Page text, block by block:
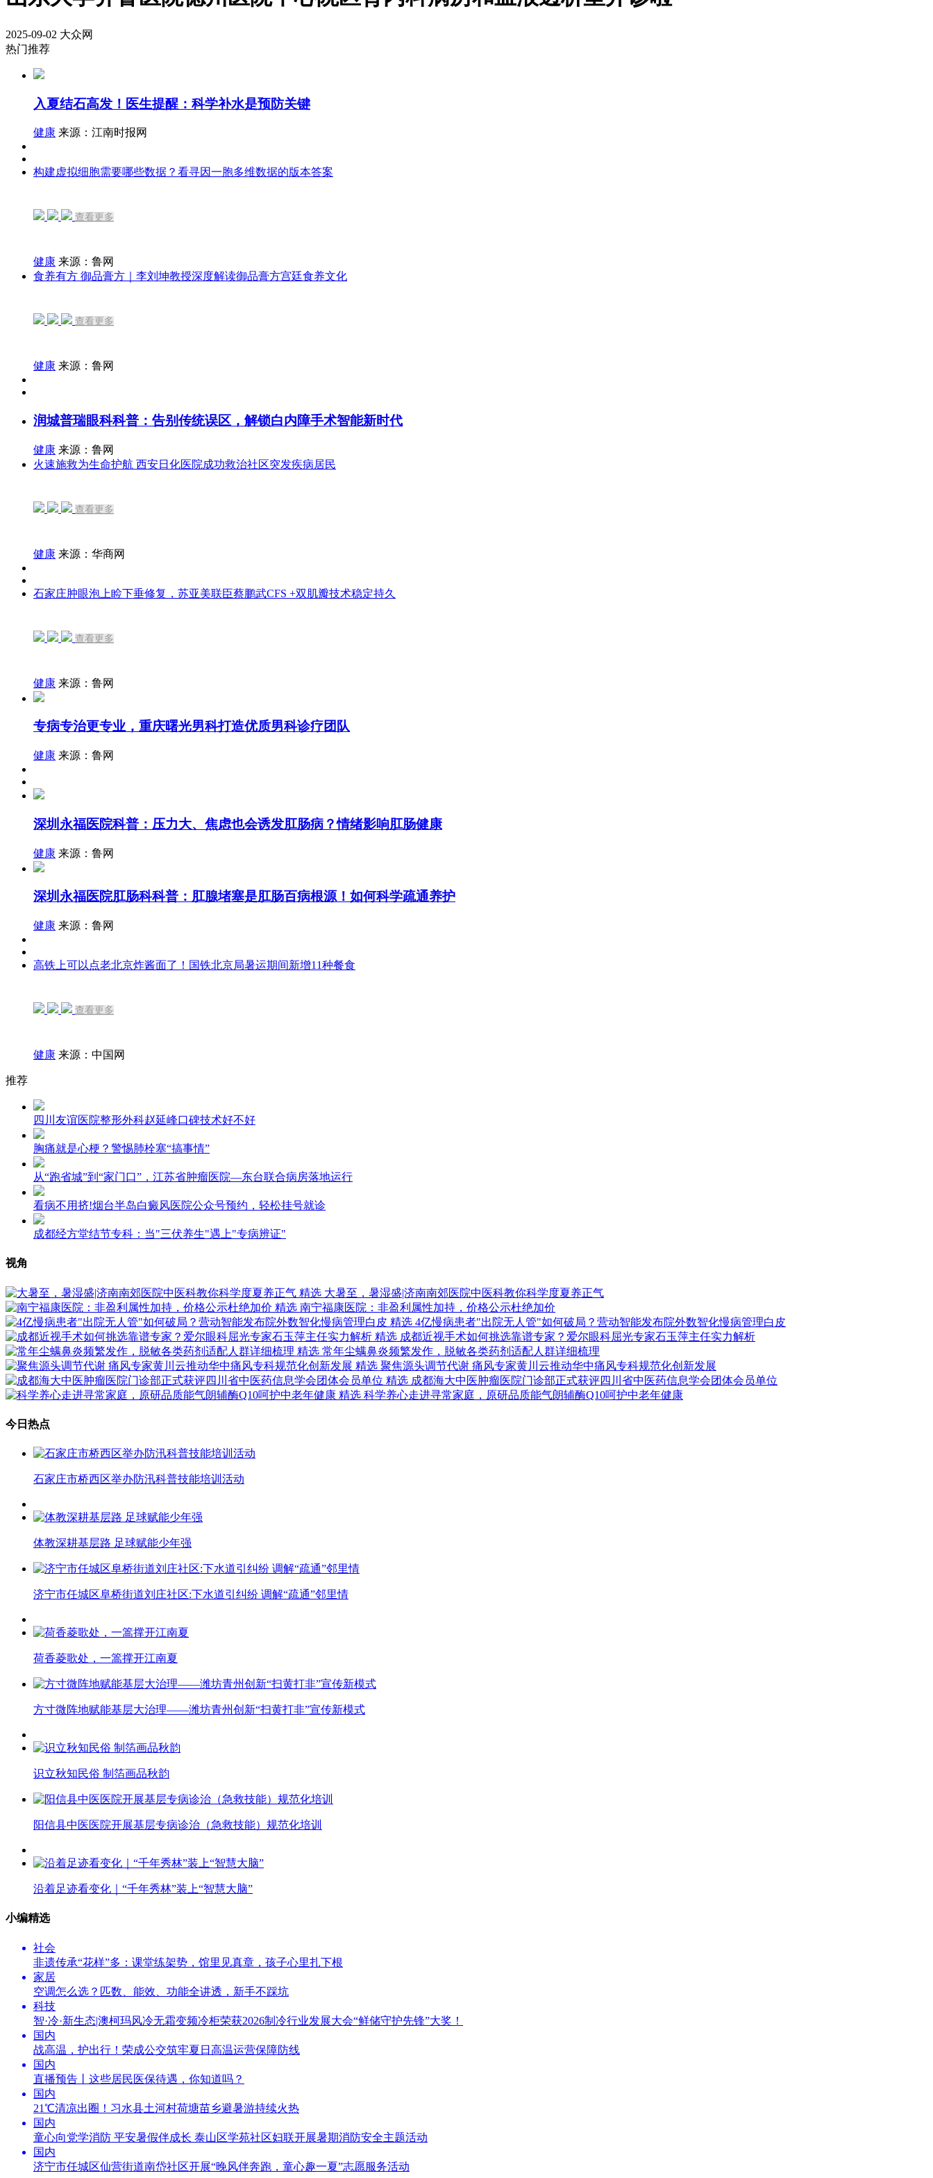
2025-09-02 大众网
热门推荐
入夏结石高发！医生提醒：科学补水是预防关键
健康 来源：江南时报网
构建虚拟细胞需要哪些数据？看寻因一胞多维数据的版本答案
查看更多
健康 来源：鲁网
食养有方 御品膏方｜李刘坤教授深度解读御品膏方宫廷食养文化
查看更多
健康 来源：鲁网
润城普瑞眼科科普：告别传统误区，解锁白内障手术智能新时代
健康 来源：鲁网
火速施救为生命护航 西安日化医院成功救治社区突发疾病居民
查看更多
健康 来源：华商网
石家庄肿眼泡上睑下垂修复，苏亚美联臣蔡鹏武CFS +双肌瓣技术稳定持久
查看更多
健康 来源：鲁网
专病专治更专业，重庆曙光男科打造优质男科诊疗团队
健康 来源：鲁网
深圳永福医院科普：压力大、焦虑也会诱发肛肠病？情绪影响肛肠健康
健康 来源：鲁网
深圳永福医院肛肠科科普：肛腺堵塞是肛肠百病根源！如何科学疏通养护
健康 来源：鲁网
高铁上可以点老北京炸酱面了！国铁北京局暑运期间新增11种餐食
查看更多
健康 来源：中国网
推荐
四川友谊医院整形外科赵延峰口碑技术好不好
胸痛就是心梗？警惕肺栓塞“搞事情”
从“跑省城”到“家门口”，江苏省肿瘤医院—东台联合病房落地运行
看病不用挤!烟台半岛白癜风医院公众号预约，轻松挂号就诊
成都经方堂结节专科：当"三伏养生"遇上"专病辨证"
视角
精选 大暑至，暑湿盛|济南南郊医院中医科教你科学度夏养正气
精选 南宁福康医院：非盈利属性加持，价格公示杜绝加价
精选 4亿慢病患者"出院无人管"如何破局？营动智能发布院外数智化慢病管理白皮
精选 成都近视手术如何挑选靠谱专家？爱尔眼科屈光专家石玉萍主任实力解析
精选 常年尘螨鼻炎频繁发作，脱敏各类药剂适配人群详细梳理
精选 聚焦源头调节代谢 痛风专家黄川云推动华中痛风专科规范化创新发展
精选 成都海大中医肿瘤医院门诊部正式获评四川省中医药信息学会团体会员单位
精选 科学养心走进寻常家庭，原研品质能气朗辅酶Q10呵护中老年健康
今日热点
石家庄市桥西区举办防汛科普技能培训活动
体教深耕基层路 足球赋能少年强
济宁市任城区阜桥街道刘庄社区:下水道引纠纷 调解“疏通”邻里情
荷香菱歌处，一篙撑开江南夏
方寸微阵地赋能基层大治理——潍坊青州创新“扫黄打非”宣传新模式
识立秋知民俗 制箔画品秋韵
阳信县中医医院开展基层专病诊治（急救技能）规范化培训
沿着足迹看变化｜“千年秀林”装上“智慧大脑”
小编精选
社会
非遗传承“花样”多：课堂练架势，馆里见真章，孩子心里扎下根
家居
空调怎么选？匹数、能效、功能全讲透，新手不踩坑
科技
智·冷·新生态|澳柯玛风冷无霜变频冷柜荣获2026制冷行业发展大会“鲜储守护先锋”大奖！
国内
战高温，护出行！荣成公交筑牢夏日高温运营保障防线
国内
直播预告丨这些居民医保待遇，你知道吗？
国内
21℃清凉出圈！习水县土河村荷塘苗乡避暑游持续火热
国内
童心向党学消防 平安暑假伴成长 泰山区学苑社区妇联开展暑期消防安全主题活动
国内
济宁市任城区仙营街道南岱社区开展“晚风伴奔跑，童心趣一夏”志愿服务活动